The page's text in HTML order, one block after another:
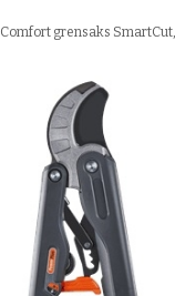
Comfort grensaks